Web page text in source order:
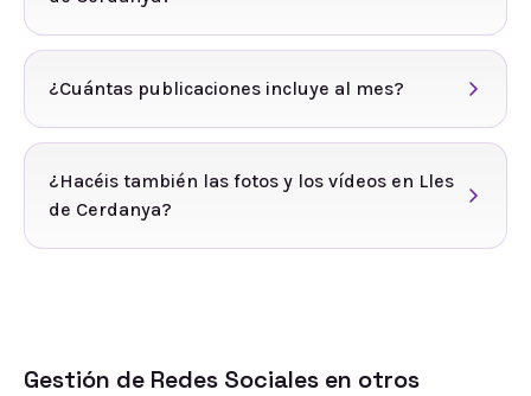
¿Cuántas publicaciones incluye al mes?
¿Hacéis también las fotos y los vídeos en Lles
de Cerdanya?
Gestión de Redes Sociales en otros